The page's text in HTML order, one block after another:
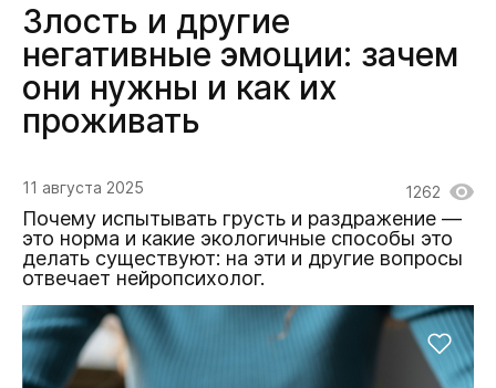
Злость и другие
негативные эмоции: зачем
они нужны и как их
проживать
11 августа 2025 1262
Почему испытывать грусть и раздражение —
это норма и какие экологичные способы это
делать существуют: на эти и другие вопросы
отвечает нейропсихолог.